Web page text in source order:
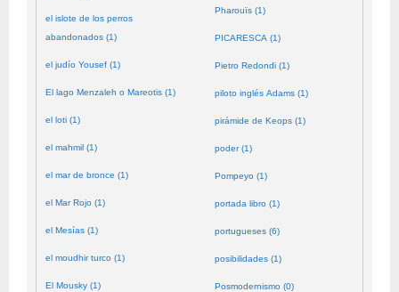
el islote de los perros
abandonados (1)
el judío Yousef (1)
El lago Menzaleh o Mareotis (1)
el loti (1)
el mahmil (1)
el mar de bronce (1)
el Mar Rojo (1)
el Mesías (1)
el moudhir turco (1)
El Mousky (1)
Pharouïs (1)
PICARESCA (1)
Pietro Redondi (1)
piloto inglés Adams (1)
pirámide de Keops (1)
poder (1)
Pompeyo (1)
portada libro (1)
portugueses (6)
posibilidades (1)
Posmodernismo (0)